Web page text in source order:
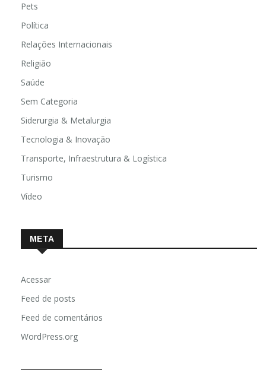
Pets
Política
Relações Internacionais
Religião
Saúde
Sem Categoria
Siderurgia & Metalurgia
Tecnologia & Inovação
Transporte, Infraestrutura & Logística
Turismo
Vídeo
META
Acessar
Feed de posts
Feed de comentários
WordPress.org